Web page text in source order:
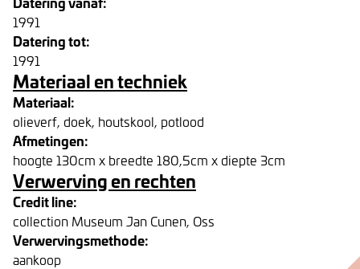
1991
Datering tot:
1991
Materiaal en techniek
Materiaal:
olieverf, doek, houtskool, potlood
Afmetingen:
hoogte 130cm x breedte 180,5cm x diepte 3cm
Verwerving en rechten
Credit line:
collection Museum Jan Cunen, Oss
Verwervingsmethode:
aankoop